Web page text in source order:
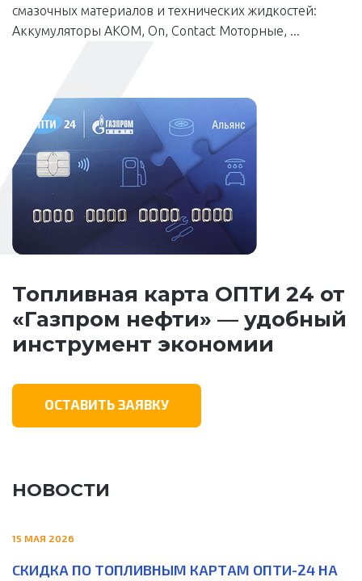
смазочных материалов и технических жидкостей:
Аккумуляторы АКОМ, On, Contact Моторные, ...
Топливная карта ОПТИ 24 от
«Газпром нефти» — удобный
инструмент экономии
ОСТАВИТЬ ЗАЯВКУ
НОВОСТИ
15 МАЯ 2026
СКИДКА ПО ТОПЛИВНЫМ КАРТАМ ОПТИ-24 НА